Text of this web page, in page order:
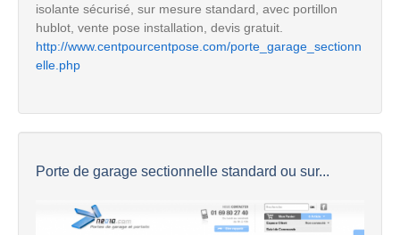
isolante sécurisé, sur mesure standard, avec portillon
hublot, vente pose installation, devis gratuit.
http://www.centpourcentpose.com/porte_garage_sectionn
elle.php
Porte de garage sectionnelle standard ou sur...